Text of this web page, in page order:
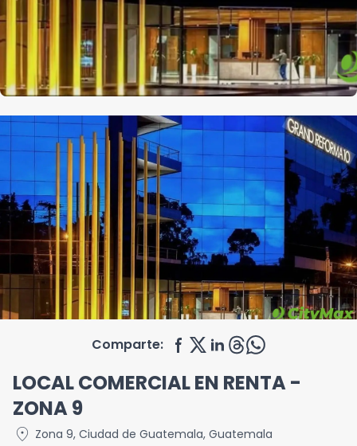
Comparte:
LOCAL COMERCIAL EN RENTA -
ZONA 9
location_on Zona 9, Ciudad de Guatemala, Guatemala